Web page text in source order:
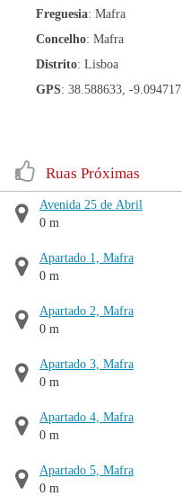
Freguesia: Mafra
Concelho: Mafra
Distrito: Lisboa
GPS: 38.588633, -9.094717
Ruas Próximas
Avenida 25 de Abril
0 m
Apartado 1, Mafra
0 m
Apartado 2, Mafra
0 m
Apartado 3, Mafra
0 m
Apartado 4, Mafra
0 m
Apartado 5, Mafra
0 m